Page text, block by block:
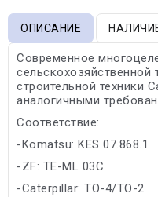
ОПИСАНИЕ
Cовременное
сельскохозяйственной
строительной техники
аналогичными
Соответствие:
-Komatsu: KES 07.868.1
-ZF: TE-ML 03C
-Caterpillar: TO-4/TO-2